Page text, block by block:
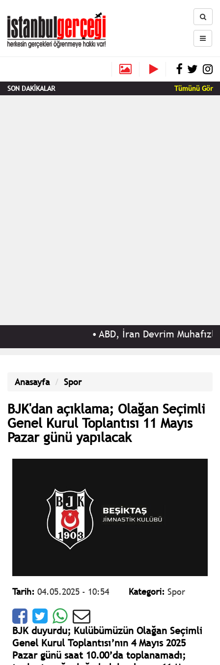
SON DAKİKALAR Tümünü Gör
ABD, İran Devrim
Anasayfa Spor
BJK'dan açıklama; Olağan Seçimli
Genel Kurul Toplantısı 11 Mayıs
Pazar günü yapılacak
Tarih: 04.05.2025 - 10:54 Kategori: Spor
BJK duyurdu; Kulübümüzün Olağan Seçimli
Genel Kurul Toplantısı’nın 4 Mayıs 2025
Pazar günü saat 10.00’da toplanamadı;